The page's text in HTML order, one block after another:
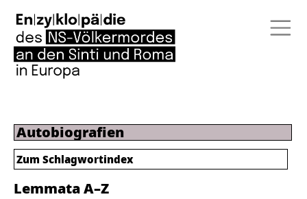
Autobiografien
Lemmata A–Z
Zum Schlagwortindex